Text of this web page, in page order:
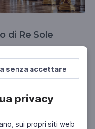
senza accettare
privacy
sui propri siti web
di Re Sole